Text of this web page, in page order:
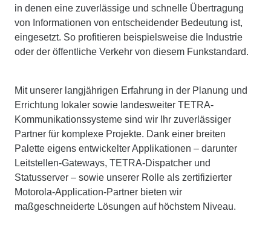
in denen eine zuverlässige und schnelle Übertragung
von Informationen von entscheidender Bedeutung ist,
eingesetzt. So profitieren beispielsweise die Industrie
oder der öffentliche Verkehr von diesem Funkstandard.
Mit unserer langjährigen Erfahrung in der Planung und
Errichtung lokaler sowie landesweiter TETRA-
Kommunikationssysteme sind wir Ihr zuverlässiger
Partner für komplexe Projekte. Dank einer breiten
Palette eigens entwickelter Applikationen – darunter
Leitstellen-Gateways, TETRA-Dispatcher und
Statusserver – sowie unserer Rolle als zertifizierter
Motorola-Application-Partner bieten wir
maßgeschneiderte Lösungen auf höchstem Niveau.